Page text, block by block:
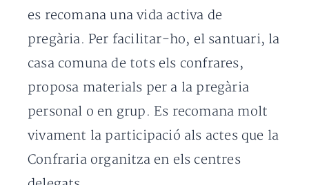
es recomana una vida activa de
pregària. Per facilitar-ho, el santuari, la
casa comuna de tots els confrares,
proposa materials per a la pregària
personal o en grup. Es recomana molt
vivament la participació als actes que la
Confraria organitza en els centres